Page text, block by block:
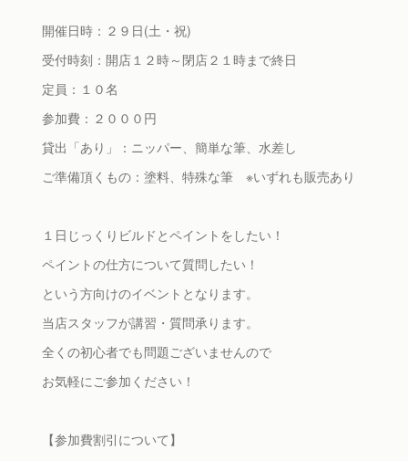
開催日時：２９日(土・祝)
受付時刻：開店１２時～閉店２１時まで終日
定員：１０名
参加費：２０００円
貸出「あり」：ニッパー、簡単な筆、水差し
ご準備頂くもの：塗料、特殊な筆 ※いずれも販売あり
１日じっくりビルドとペイントをしたい！
ペイントの仕方について質問したい！
という方向けのイベントとなります。
当店スタッフが講習・質問承ります。
全くの初心者でも問題ございませんので
お気軽にご参加ください！
【参加費割引について】